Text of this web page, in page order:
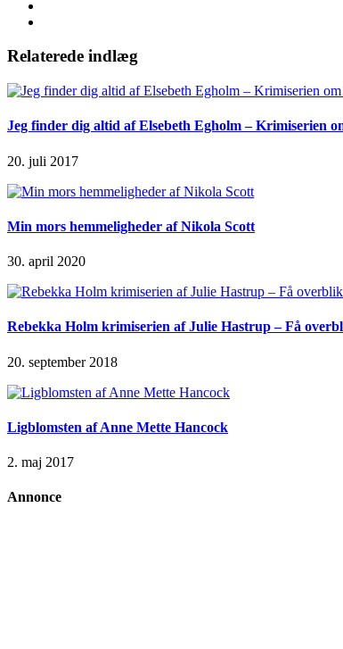
Relaterede indlæg
Jeg finder dig altid af Elsebeth Egholm – Krimiserien
20. juli 2017
Min mors hemmeligheder af Nikola Scott
30. april 2020
Rebekka Holm krimiserien af Julie Hastrup – Få
20. september 2018
Ligblomsten af Anne Mette Hancock
2. maj 2017
Annonce